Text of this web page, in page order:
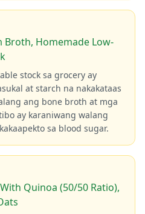
Homemade Low-
stock sa grocery ay
at starch na nakakataas
ang bone broth at mga
ay karaniwang walang
sa blood sugar.
Quinoa (50/50 Ratio),